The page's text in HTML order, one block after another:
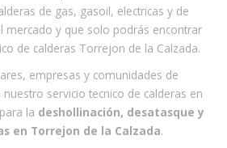
de gas, gasoil, electricas y de
mercado y que solo podrás encontrar
de calderas Torrejon de la Calzada.
empresas y comunidades de
servicio tecnico de calderas en
la deshollinación, desatasque y
en Torrejon de la Calzada.